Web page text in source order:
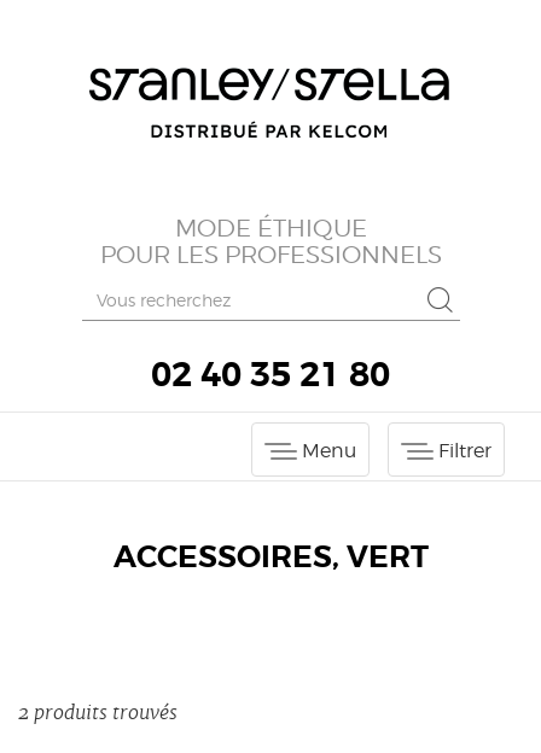
MODE ÉTHIQUE
POUR LES PROFESSIONNELS
02 40 35 21 80
Filtrer
Menu
ACCESSOIRES, VERT
2 produits trouvés